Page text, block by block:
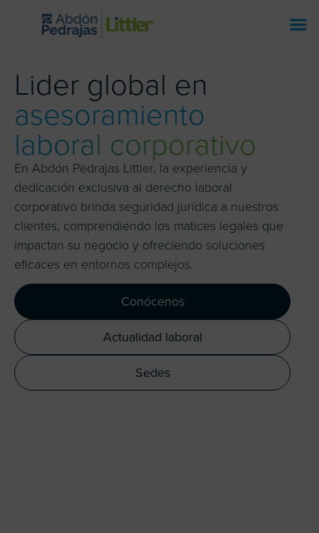
Lider global en
asesoramiento
laboral corporativo
En Abdón Pedrajas Littler, la experiencia y
dedicación exclusiva al derecho laboral
corporativo brinda seguridad jurídica a nuestros
clientes, comprendiendo los matices legales que
impactan su negocio y ofreciendo soluciones
eficaces en entornos complejos.
Conócenos
Actualidad laboral
Sedes